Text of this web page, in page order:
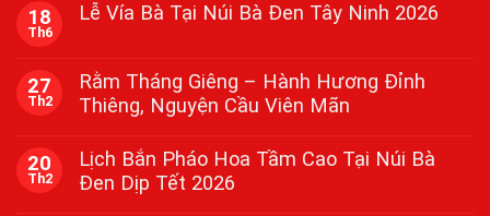
18
Th6
Lễ Vía Bà Tại Núi Bà Đen Tây Ninh 2026
bình
luận
ở
Bà
Tại
Núi
27
Th2
Rằm Tháng Giêng – Hành Hương Đỉnh
Thiêng, Nguyện Cầu Viên Mãn
có
bình
luận
20
Th2
Lịch Bắn Pháo Hoa Tầm Cao Tại Núi Bà
Đen Dịp Tết 2026